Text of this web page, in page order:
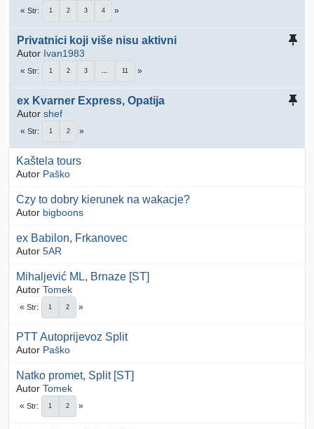
Str 1 2 3 4
Privatnici koji više nisu aktivni
Autor Ivan1983
Str 1 2 3 ... 11
ex Kvarner Express, Opatija
Autor shef
Str 1 2
Kaštela tours
Autor Paško
Czy to dobry kierunek na wakacje?
Autor bigboons
ex Babilon, Frkanovec
Autor 5AR
Mihaljević ML, Brnaze [ST]
Autor Tomek
Str 1 2
PTT Autoprijevoz Split
Autor Paško
Natko promet, Split [ST]
Autor Tomek
Str 1 2